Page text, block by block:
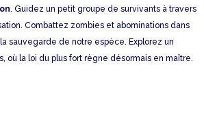
. Guidez un petit groupe de survivants à travers
Combattez zombies et abominations dans
sauvegarde de notre espèce. Explorez un
où la loi du plus fort règne désormais en maître.